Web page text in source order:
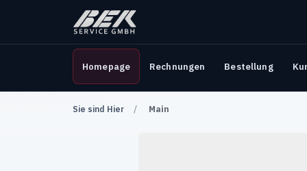
Homepage Rechnungen Bestellung
Sie sind Hier Main